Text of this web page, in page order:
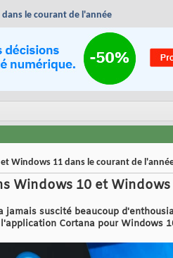
le courant de l'année
Windows 11 dans le courant de
Windows 10 et
jamais suscité beaucoup
Cortana pour Windows